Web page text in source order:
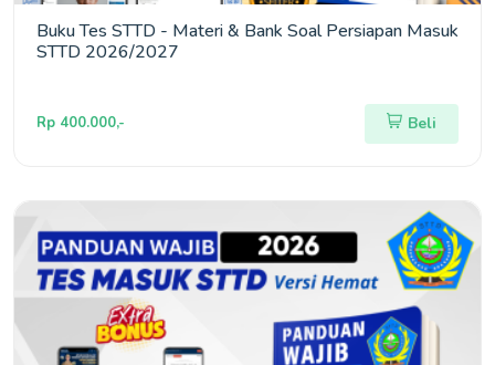
Buku Tes STTD - Materi & Bank Soal Persiapan Masuk
STTD 2026/2027
Rp 400.000,- Beli